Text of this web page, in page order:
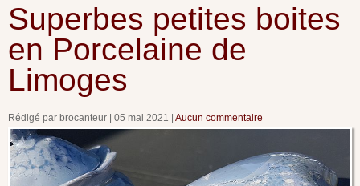
Superbes petites boites
en Porcelaine de
Limoges
Rédigé par brocanteur 05 mai 2021 Aucun commentaire